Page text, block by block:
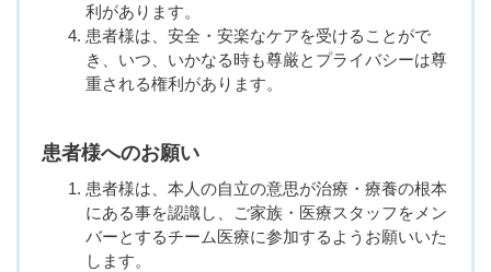
利があります。
患者様は、安全・安楽なケアを受けることがで
き、いつ、いかなる時も尊厳とプライバシーは尊
重される権利があります。
患者様へのお願い
患者様は、本人の自立の意思が治療・療養の根本
にある事を認識し、ご家族・医療スタッフをメン
バーとするチーム医療に参加するようお願いいた
します。